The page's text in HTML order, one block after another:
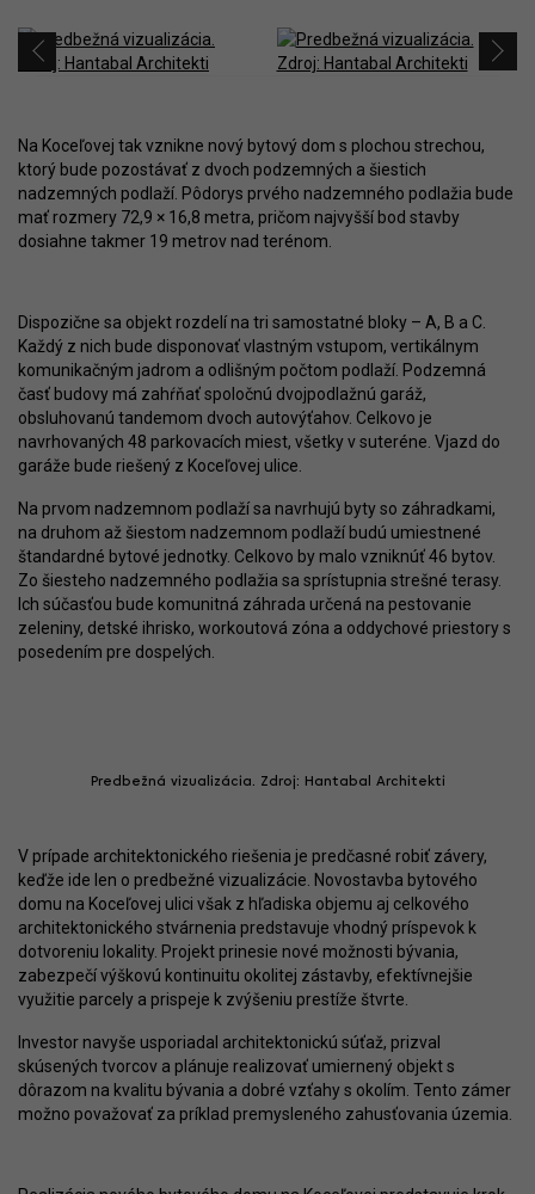
Na Koceľovej tak vznikne nový bytový dom s plochou strechou,
ktorý bude pozostávať z dvoch podzemných a šiestich
nadzemných podlaží. Pôdorys prvého nadzemného podlažia bude
mať rozmery 72,9 × 16,8 metra, pričom najvyšší bod stavby
dosiahne takmer 19 metrov nad terénom.
Dispozične sa objekt rozdelí na tri samostatné bloky – A, B a C.
Každý z nich bude disponovať vlastným vstupom, vertikálnym
komunikačným jadrom a odlišným počtom podlaží. Podzemná
časť budovy má zahŕňať spoločnú dvojpodlažnú garáž,
obsluhovanú tandemom dvoch autovýťahov. Celkovo je
navrhovaných 48 parkovacích miest, všetky v suteréne. Vjazd do
garáže bude riešený z Koceľovej ulice.
Na prvom nadzemnom podlaží sa navrhujú byty so záhradkami,
na druhom až šiestom nadzemnom podlaží budú umiestnené
štandardné bytové jednotky. Celkovo by malo vzniknúť 46 bytov.
Zo šiesteho nadzemného podlažia sa sprístupnia strešné terasy.
Ich súčasťou bude komunitná záhrada určená na pestovanie
zeleniny, detské ihrisko, workoutová zóna a oddychové priestory s
posedením pre dospelých.
Predbežná vizualizácia. Zdroj: Hantabal Architekti
V prípade architektonického riešenia je predčasné robiť závery,
keďže ide len o predbežné vizualizácie. Novostavba bytového
domu na Koceľovej ulici však z hľadiska objemu aj celkového
architektonického stvárnenia predstavuje vhodný príspevok k
dotvoreniu lokality. Projekt prinesie nové možnosti bývania,
zabezpečí výškovú kontinuitu okolitej zástavby, efektívnejšie
využitie parcely a prispeje k zvýšeniu prestíže štvrte.
Investor navyše usporiadal architektonickú súťaž, prizval
skúsených tvorcov a plánuje realizovať umiernený objekt s
dôrazom na kvalitu bývania a dobré vzťahy s okolím. Tento zámer
možno považovať za príklad premysleného zahusťovania územia.